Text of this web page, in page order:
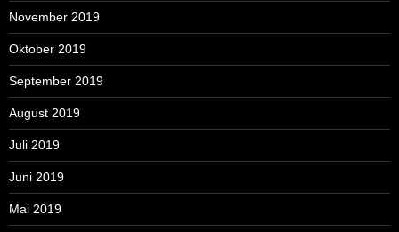
November 2019
Oktober 2019
September 2019
August 2019
Juli 2019
Juni 2019
Mai 2019